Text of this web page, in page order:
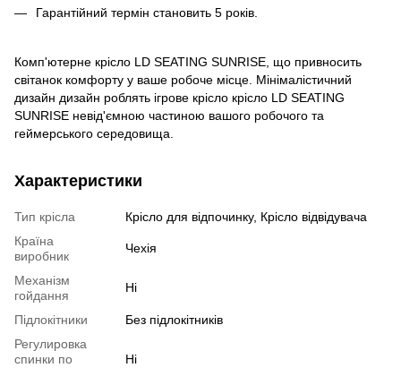
Гарантійний термін становить 5 років.
Комп'ютерне крісло LD SEATING SUNRISE, що привносить
світанок комфорту у ваше робоче місце. Мінімалістичний
дизайн дизайн роблять ігрове крісло крісло LD SEATING
SUNRISE невід'ємною частиною вашого робочого та
геймерського середовища.
Характеристики
Тип крісла
Крісло для відпочинку, Крісло відвідувача
Країна
виробник
Чехія
Механізм
гойдання
Ні
Підлокітники
Без підлокітників
Регулировка
спинки по
Ні